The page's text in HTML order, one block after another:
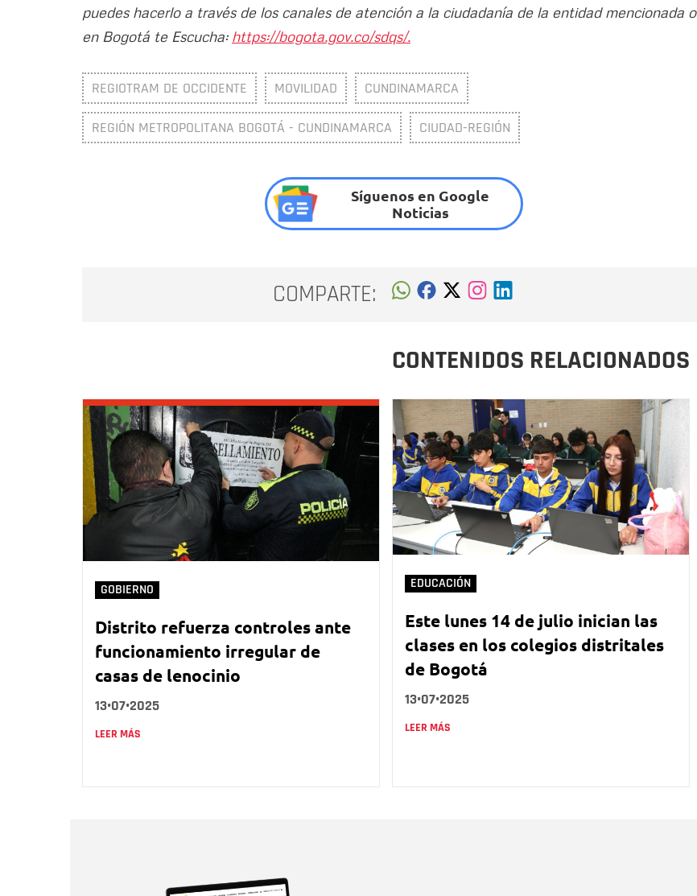
puedes hacerlo a través de los canales de atención a la ciudadanía de la entidad mencionada o
en Bogotá te Escucha: https://bogota.gov.co/sdqs/.
REGIOTRAM DE OCCIDENTE MOVILIDAD CUNDINAMARCA
REGIÓN METROPOLITANA BOGOTÁ - CUNDINAMARCA CIUDAD-REGIÓN
Síguenos en Google
Noticias
COMPARTE:
CONTENIDOS RELACIONADOS
GOBIERNO
Distrito refuerza controles ante
funcionamiento irregular de
casas de lenocinio
13•07•2025
LEER MÁS
EDUCACIÓN
Este lunes 14 de julio inician las
clases en los colegios distritales
de Bogotá
13•07•2025
LEER MÁS